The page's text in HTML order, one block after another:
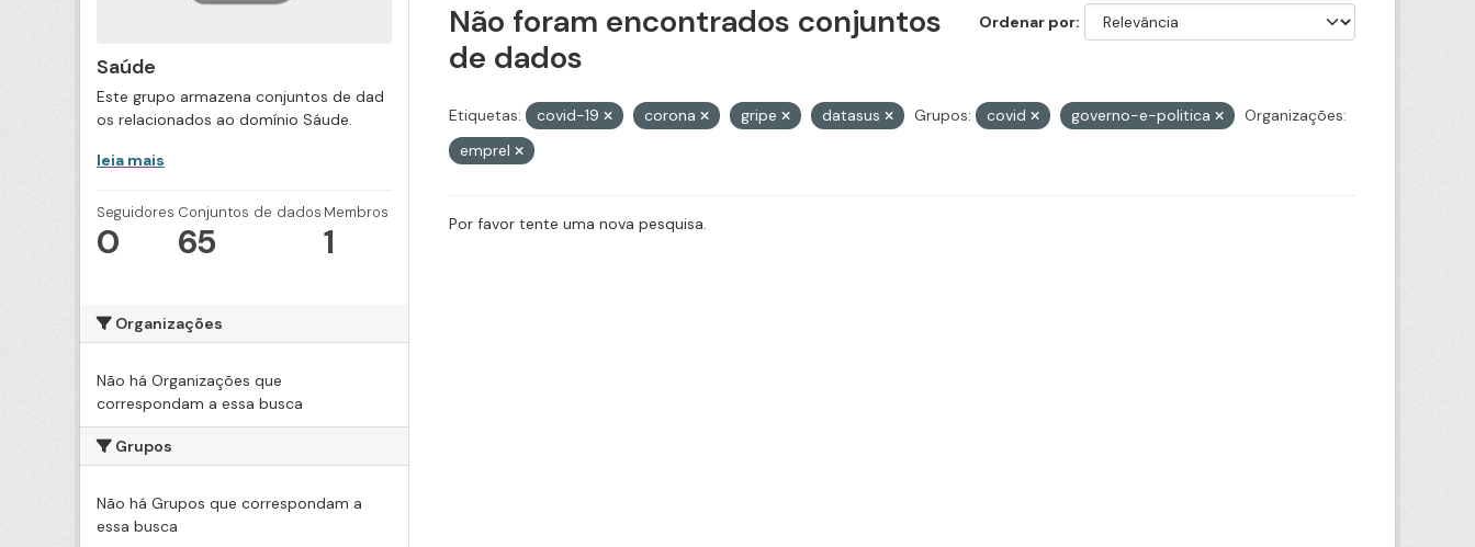
Saúde
Este grupo armazena conjuntos de dad
os relacionados ao domínio Sáude.
leia mais
Seguidores
0
Conjuntos de dados
65
Membros
1
Organizações
Não há Organizações que
correspondam a essa busca
Grupos
Não há Grupos que correspondam a
essa busca
Ordenar por
Não foram encontrados conjuntos
de dados
Etiquetas: covid-19 corona gripe datasus Grupos: covid governo-e-politica
Organizações:
emprel
Por favor tente uma nova pesquisa.